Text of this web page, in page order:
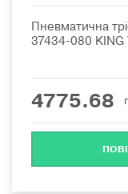
Пневматична
37434-080 KING
4775.68